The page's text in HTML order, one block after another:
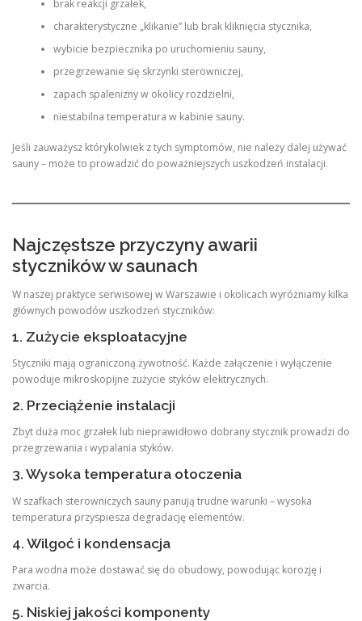
brak reakcji grzałek,
charakterystyczne „klikanie” lub brak kliknięcia stycznika,
wybicie bezpiecznika po uruchomieniu sauny,
przegrzewanie się skrzynki sterowniczej,
zapach spalenizny w okolicy rozdzielni,
niestabilna temperatura w kabinie sauny.
Jeśli zauważysz którykolwiek z tych symptomów, nie należy dalej używać
sauny – może to prowadzić do poważniejszych uszkodzeń instalacji.
Najczęstsze przyczyny awarii
styczników w saunach
W naszej praktyce serwisowej w Warszawie i okolicach wyróżniamy kilka
głównych powodów uszkodzeń styczników:
1. Zużycie eksploatacyjne
Styczniki mają ograniczoną żywotność. Każde załączenie i wyłączenie
powoduje mikroskopijne zużycie styków elektrycznych.
2. Przeciążenie instalacji
Zbyt duża moc grzałek lub nieprawidłowo dobrany stycznik prowadzi do
przegrzewania i wypalania styków.
3. Wysoka temperatura otoczenia
W szafkach sterowniczych sauny panują trudne warunki – wysoka
temperatura przyspiesza degradację elementów.
4. Wilgoć i kondensacja
Para wodna może dostawać się do obudowy, powodując korozję i
zwarcia.
5. Niskiej jakości komponenty